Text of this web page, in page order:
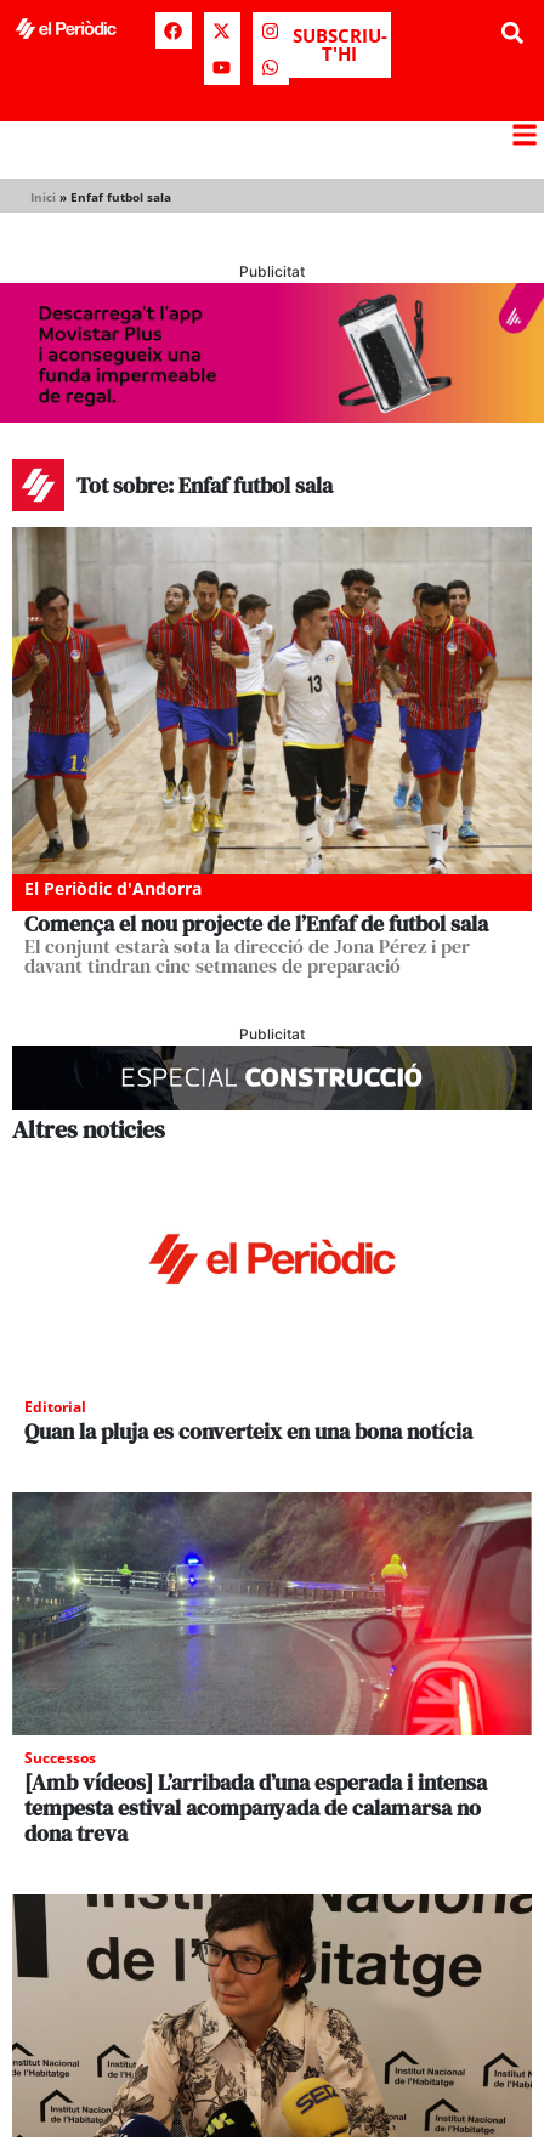
SUBSCRIU-
T'HI
Inici » Enfaf futbol sala
Publicitat
Tot sobre: Enfaf futbol sala
El Periòdic d'Andorra
Comença el nou projecte de l’Enfaf de futbol sala
El conjunt estarà sota la direcció de Jona Pérez i per
davant tindran cinc setmanes de preparació
Publicitat
Altres noticies
Editorial
Quan la pluja es converteix en una bona notícia
Successos
[Amb vídeos] L’arribada d’una esperada i intensa
tempesta estival acompanyada de calamarsa no
dona treva